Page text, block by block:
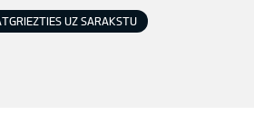
UZ SARAKSTU